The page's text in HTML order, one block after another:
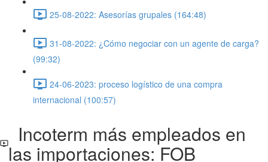
25-08-2022: Asesorías grupales (164:48)
31-08-2022: ¿Cómo negociar con un agente de carga?
(99:32)
24-06-2023: proceso logístico de una compra
internacional (100:57)
Incoterm más empleados en
las importaciones: FOB